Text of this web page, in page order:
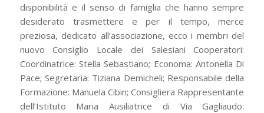
disponibilità e il senso di famiglia che hanno sempre
desiderato trasmettere e per il tempo, merce
preziosa, dedicato all’associazione, ecco i membri del
nuovo Consiglio Locale dei Salesiani Cooperatori:
Coordinatrice: Stella Sebastiano; Economa: Antonella Di
Pace; Segretaria: Tiziana Demicheli; Responsabile della
Formazione: Manuela Cibin; Consigliera Rappresentante
dell’Istituto Maria Ausiliatrice di Via Gagliaudo: